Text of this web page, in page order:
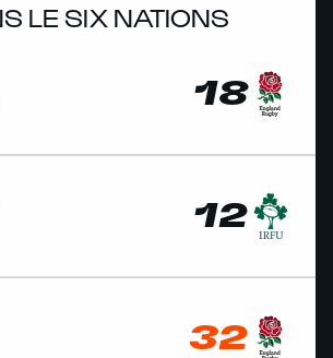
LE SIX NATIONS
18
12
32